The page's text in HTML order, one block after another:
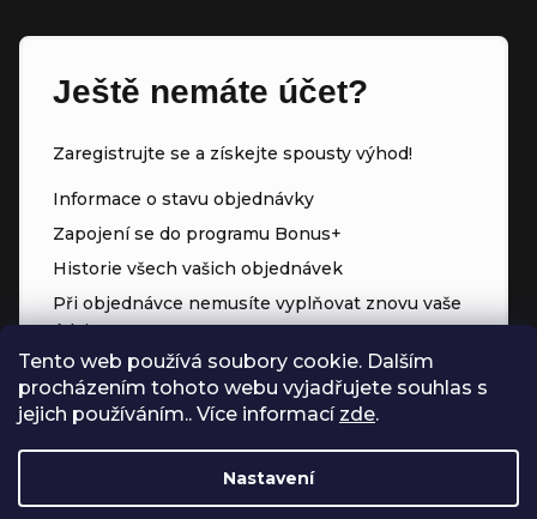
Tento web používá soubory cookie. Dalším
procházením tohoto webu vyjadřujete souhlas s
jejich používáním.. Více informací zde.
Nastavení
Ještě nemáte účet?
Zaregistrujte se a získejte spousty výhod!
Informace o stavu objednávky
Zapojení se do programu Bonus+
Historie všech vašich objednávek
Při objednávce nemusíte vyplňovat znovu vaše
údaje
Přednostní přístup ke slevám
Body za každý nákup